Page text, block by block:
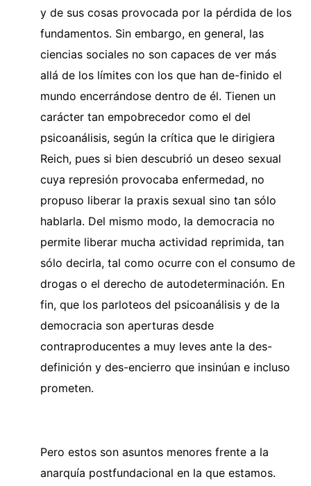
y de sus cosas provocada por la pérdida de los
fundamentos. Sin embargo, en general, las
ciencias sociales no son capaces de ver más
allá de los límites con los que han de-finido el
mundo encerrándose dentro de él. Tienen un
carácter tan empobrecedor como el del
psicoanálisis, según la crítica que le dirigiera
Reich, pues si bien descubrió un deseo sexual
cuya represión provocaba enfermedad, no
propuso liberar la praxis sexual sino tan sólo
hablarla. Del mismo modo, la democracia no
permite liberar mucha actividad reprimida, tan
sólo decirla, tal como ocurre con el consumo de
drogas o el derecho de autodeterminación. En
fin, que los parloteos del psicoanálisis y de la
democracia son aperturas desde
contraproducentes a muy leves ante la des-
definición y des-encierro que insinúan e incluso
prometen.
Pero estos son asuntos menores frente a la
anarquía postfundacional en la que estamos.